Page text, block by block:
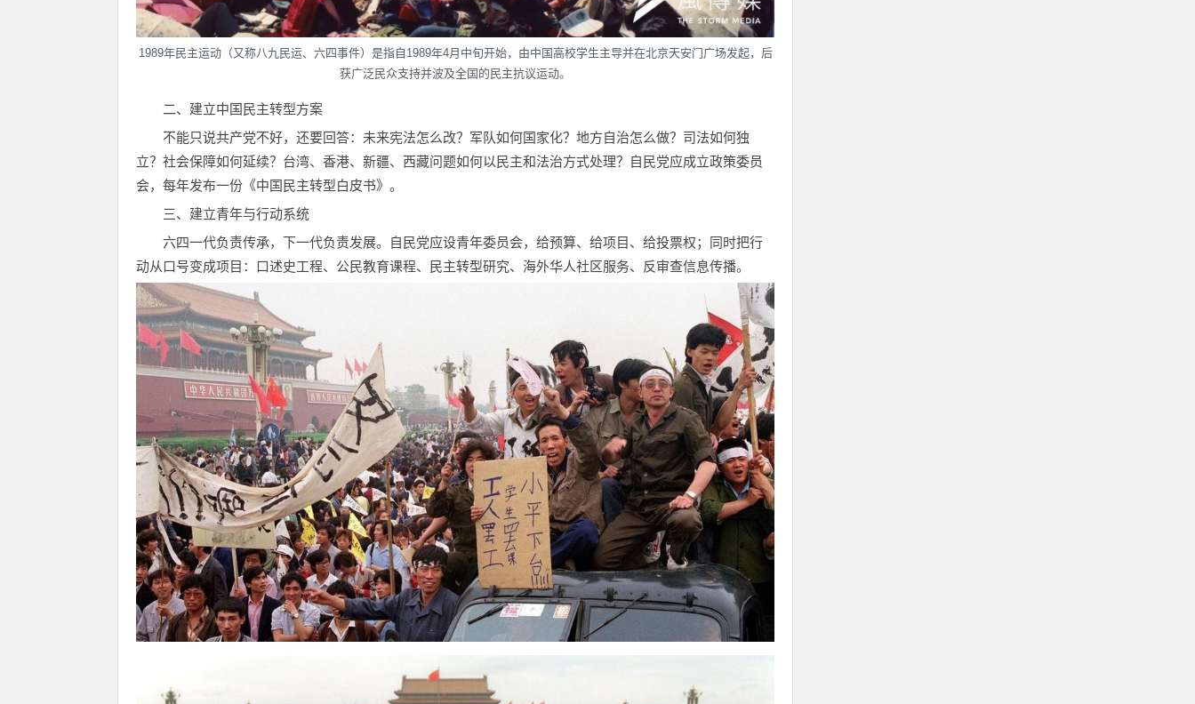
1989年民主运动（又称八九民运、六四事件）是指自1989年4月中旬开始，由中国高校学生主导并在北京天安门广场发起，后
获广泛民众支持并波及全国的民主抗议运动。
二、建立中国民主转型方案
不能只说共产党不好，还要回答：未来宪法怎么改？军队如何国家化？地方自治怎么做？司法如何独
立？社会保障如何延续？台湾、香港、新疆、西藏问题如何以民主和法治方式处理？自民党应成立政策委员
会，每年发布一份《中国民主转型白皮书》。
三、建立青年与行动系统
六四一代负责传承，下一代负责发展。自民党应设青年委员会，给预算、给项目、给投票权；同时把行
动从口号变成项目：口述史工程、公民教育课程、民主转型研究、海外华人社区服务、反审查信息传播。